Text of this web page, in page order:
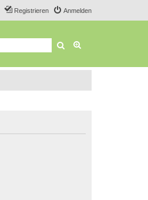
Anmelden
Registrieren
Suche